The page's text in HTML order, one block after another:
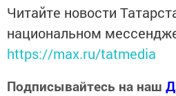
Читайте новости
национальном
https://max.ru/tatmedia
Подписывайтесь на наш